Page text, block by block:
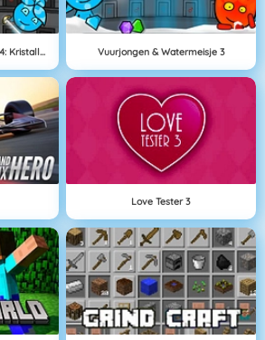
Vuurjongen & Watermeisje 4: Kristallen Tempel Vuurjongen & Watermeisje 3
Love Tester 3